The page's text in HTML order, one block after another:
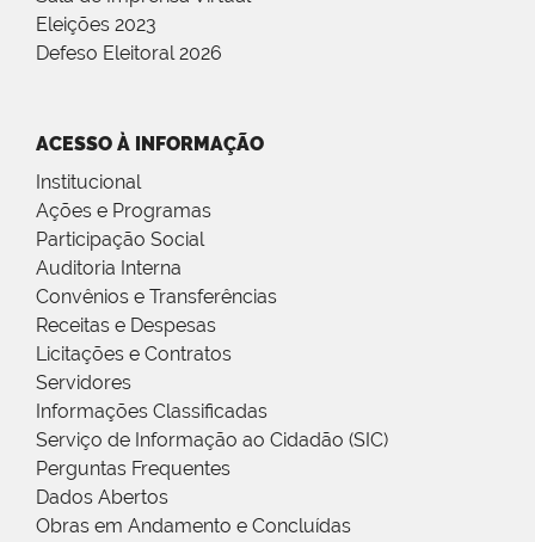
Eleições 2023
Defeso Eleitoral 2026
ACESSO À INFORMAÇÃO
Institucional
Ações e Programas
Participação Social
Auditoria Interna
Convênios e Transferências
Receitas e Despesas
Licitações e Contratos
Servidores
Informações Classificadas
Serviço de Informação ao Cidadão (SIC)
Perguntas Frequentes
Dados Abertos
Obras em Andamento e Concluídas